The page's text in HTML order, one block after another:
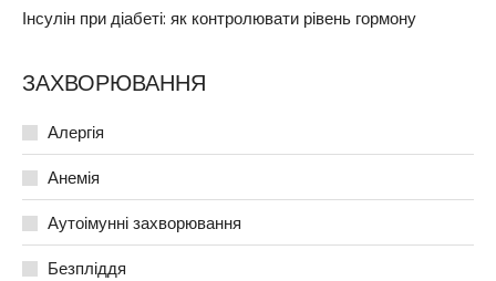
Інсулін при діабеті: як контролювати рівень гормону
ЗАХВОРЮВАННЯ
Алергія
Анемія
Аутоімунні захворювання
Безпліддя